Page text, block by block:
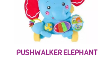
PUSHWALKER ELEPHANT